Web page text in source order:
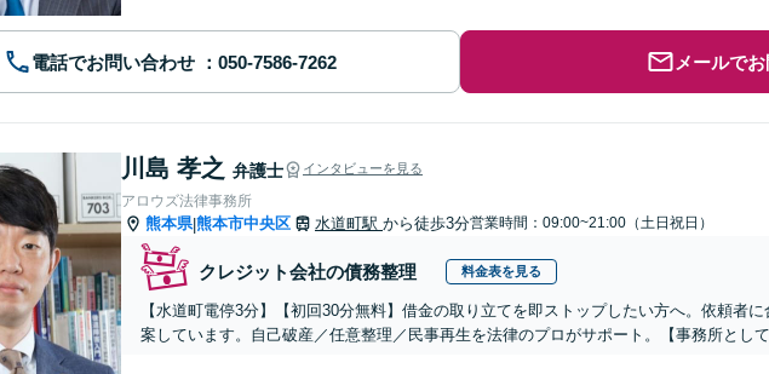
電話でお問い合わせ メールで
川島 孝之 弁護士 インタビューを見る
アロウズ法律事務所
熊本県|熊本市中央区 水道町駅 から徒歩3分営業時間：09:00~21:00（土日祝日）
クレジット会社の債務整理 料金表を見る
【水道町電停3分】【初回30分無料】借金の取り立てを即ストップしたい方へ。依頼者
案しています。自己破産／任意整理／民事再生を法律のプロがサポート。【事務所として